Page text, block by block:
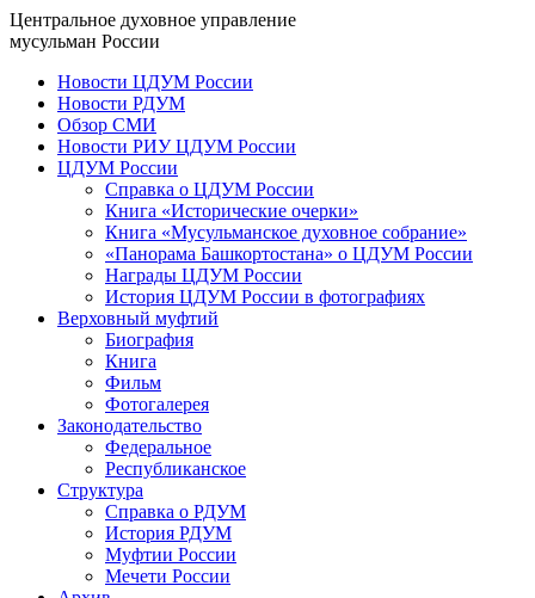
Центральное духовное управление
мусульман России
Новости ЦДУМ России
Новости РДУМ
Обзор СМИ
Новости РИУ ЦДУМ России
ЦДУМ России
Справка о ЦДУМ России
Книга «Исторические очерки»
Книга «Мусульманское духовное собрание»
«Панорама Башкортостана» о ЦДУМ России
Награды ЦДУМ России
История ЦДУМ России в фотографиях
Верховный муфтий
Биография
Книга
Фильм
Фотогалерея
Законодательство
Федеральное
Республиканское
Структура
Справка о РДУМ
История РДУМ
Муфтии России
Мечети России